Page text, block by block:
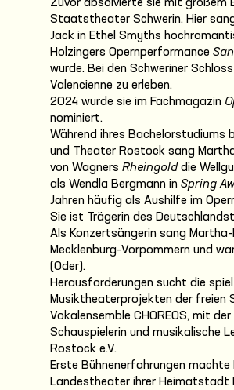
Zuvor absolvierte sie mit großem
Staatstheater Schwerin. Hier
Jack in Ethel Smyths
Holzingers Opernperformance
wurde. Bei den Schweriner
Valencienne zu erleben.
2024 wurde sie im Fachmagazin
nominiert.
Während ihres Bachelorstudiums
und Theater Rostock sang
von Wagners Rheingolddie
als Wendla Bergmann in Spring
Jahren häufig als Aushilfe im
Sie ist Trägerin des
Als Konzertsängerin sang
Mecklenburg-Vorpommern und
(Oder).
Herausforderungen sucht die
Musiktheaterprojekten der freien
Vokalensemble CHOREOS, mit
Schauspielerin und musikalische
Rostock e.V.
Erste Bühnenerfahrungen
Landestheater ihrer Heimatstadt